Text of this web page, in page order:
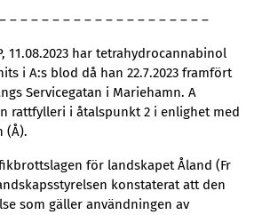
– – – – – – – – – – – – – – – – – – –
11.08.2023 har tetrahydrocannabinol
i A:s blod då han 22.7.2023 framfört
Servicegatan i Mariehamn. A
rattfylleri i åtalspunkt 2 i enlighet med
(Å).
för landskapet Åland (Fr
konstaterat att den
som gäller användningen av